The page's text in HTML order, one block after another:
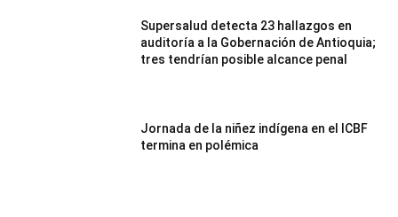
Supersalud detecta 23 hallazgos en
auditoría a la Gobernación de Antioquia;
tres tendrían posible alcance penal
Jornada de la niñez indígena en el ICBF
termina en polémica